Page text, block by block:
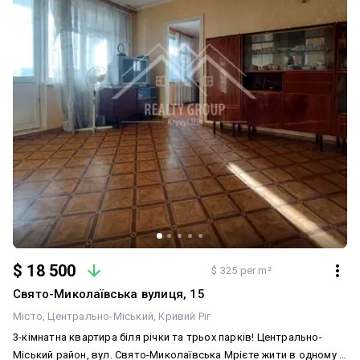
$ 18 500 $ 325 per m²
Свято-Миколаївська вулиця, 15
Місто Центрально-Міський Кривий Ріг
3-кімнатна квартира біля річки та трьох парків! Центрально-
Міський район, вул. Свято-Миколаївська Мрієте жити в одному з